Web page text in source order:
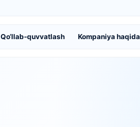
Qo‘llab-quvvatlash Kompaniya haqida